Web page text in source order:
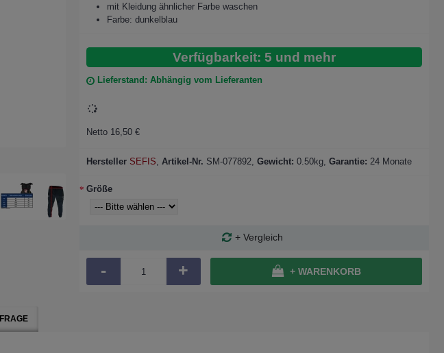
mit Kleidung ähnlicher Farbe waschen
Farbe: dunkelblau
Verfügbarkeit: 5 und mehr
Lieferstand: Abhängig vom Lieferanten
Netto 16,50 €
Hersteller SEFIS, Artikel-Nr. SM-077892, Gewicht: 0.50kg, Garantie: 24 Monate
Größe
+ Vergleich
- + + WARENKORB
FRAGE